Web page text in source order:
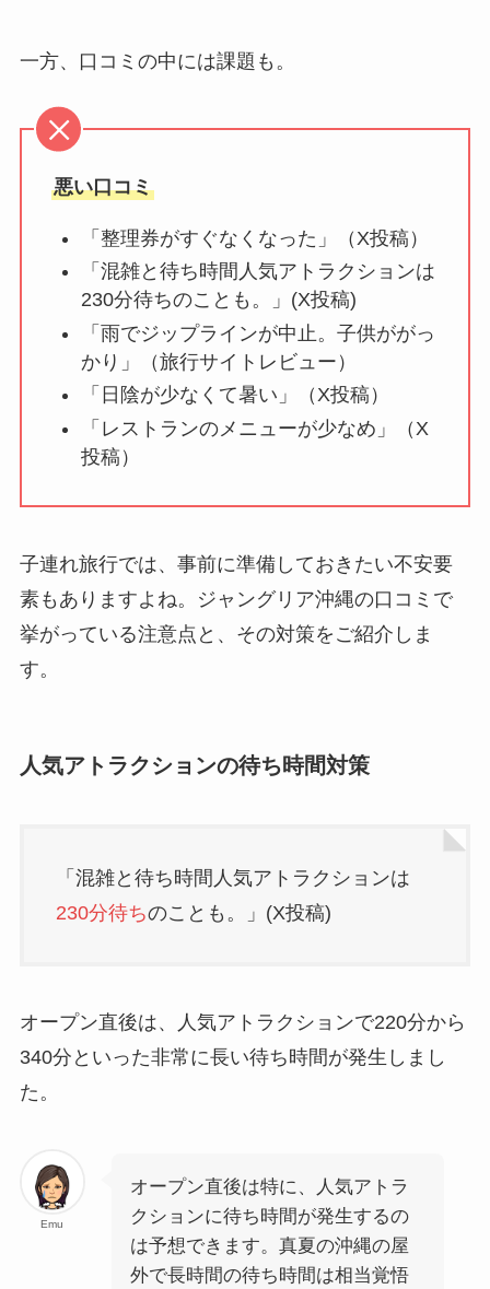
一方、口コミの中には課題も。
悪い口コミ
「整理券がすぐなくなった」（X投稿）
「混雑と待ち時間人気アトラクションは
230分待ちのことも。」(X投稿)
「雨でジップラインが中止。子供ががっ
かり」（旅行サイトレビュー）
「日陰が少なくて暑い」（X投稿）
「レストランのメニューが少なめ」（X
投稿）
子連れ旅行では、事前に準備しておきたい不安要
素もありますよね。ジャングリア沖縄の口コミで
挙がっている注意点と、その対策をご紹介しま
す。
人気アトラクションの待ち時間対策
「混雑と待ち時間人気アトラクションは
230分待ちのことも。」(X投稿)
オープン直後は、人気アトラクションで220分から
340分といった非常に長い待ち時間が発生しまし
た。
Emu
オープン直後は特に、人気アトラ
クションに待ち時間が発生するの
は予想できます。真夏の沖縄の屋
外で長時間の待ち時間は相当覚悟